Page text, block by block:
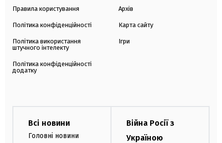
Правила користування
Політика конфіденційності
Політика використання
штучного інтелекту
Політика конфіденційності
додатку
Архів
Карта сайту
Ігри
Всі новини
Головні новини
Війна Росії з
Україною